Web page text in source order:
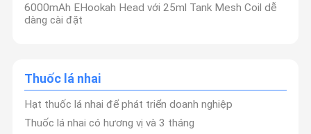
6000mAh EHookah Head với 25ml Tank Mesh Coil dễ
dàng cài đặt
Thuốc lá nhai
Hạt thuốc lá nhai để phát triển doanh nghiệp
Thuốc lá nhai có hương vị và 3 tháng